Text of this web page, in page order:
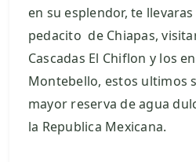
en su esplendor, te
pedacito de Chiapas,
Cascadas El Chiflon y los
Montebello, estos ultimos
mayor reserva de agua
la Republica Mexicana.